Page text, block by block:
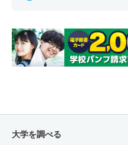
大学を調べる